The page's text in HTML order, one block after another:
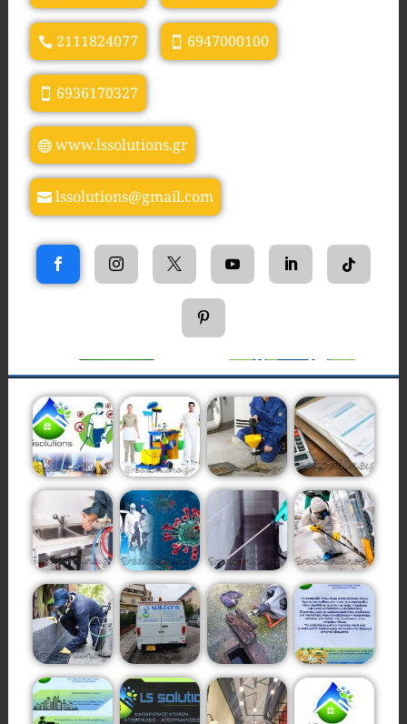
2111824077 6947000100
6936170327
www.lssolutions.gr
lssolutions@gmail.com